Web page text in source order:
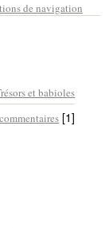
de navigation
et babioles
commentaires [1]